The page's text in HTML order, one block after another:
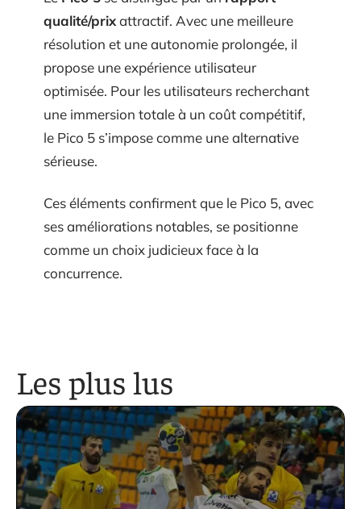
qualité/prixattractif. Avec une meilleure
résolution et une autonomie prolongée, il
propose une expérience utilisateur
optimisée. Pour les utilisateurs recherchant
une immersion totale à un coût compétitif,
le Pico 5 s’impose comme une alternative
sérieuse.
Ces éléments confirment que le Pico 5, avec
ses améliorations notables, se positionne
comme un choix judicieux face à la
concurrence.
Les plus lus